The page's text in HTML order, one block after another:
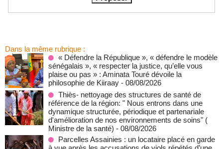
Dans la même rubrique :
« Défendre la République », « défendre le modèle
sénégalais », « respecter la justice, qu’elle vous
plaise ou pas » : Aminata Touré dévoile la
philosophie de Kiiraay - 08/08/2026
Thiès- nettoyage des structures de santé de
référence de la région: " Nous entrons dans une
dynamique structurée, périodique et partenariale
d'amélioration de nos environnements de soins" (
Ministre de la santé) - 08/08/2026
Parcelles Assainies : un locataire placé en garde